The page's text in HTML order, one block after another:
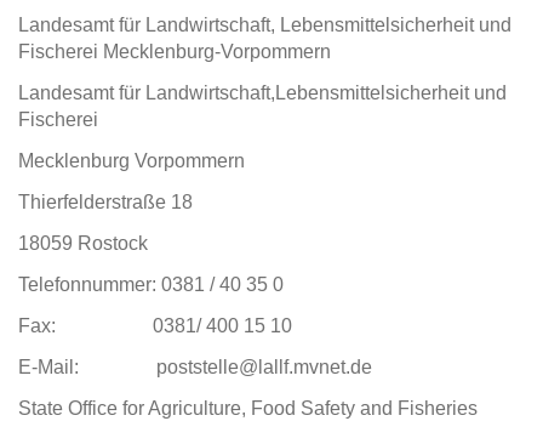
Landesamt für Landwirtschaft, Lebensmittelsicherheit und
Fischerei Mecklenburg-Vorpommern
Landesamt für Landwirtschaft,Lebensmittelsicherheit und
Fischerei
Mecklenburg Vorpommern
Thierfelderstraße 18
18059 Rostock
Telefonnummer: 0381 / 40 35 0
Fax: 0381/ 400 15 10
E-Mail: poststelle@lallf.mvnet.de
State Office for Agriculture, Food Safety and Fisheries